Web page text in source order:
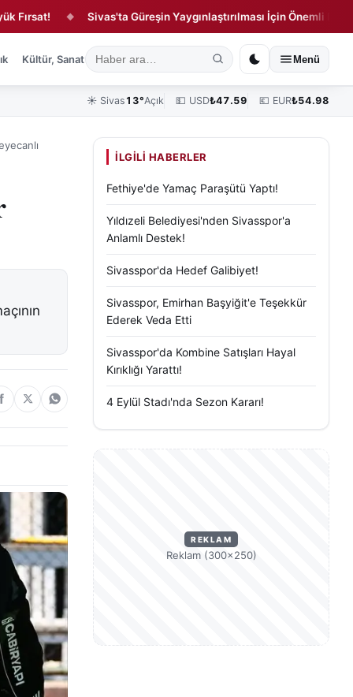
◆ Sivas'ta Güreşin Yaygınlaştırılması İçin Önemli Buluşma!
Kültür, Sanat ve Tarih Yaşam Sivas Vefat Edenler Köşe
Menü
☀️ Sivas 13°Açık 💵 USD₺47.59 💶 EUR₺54.98
İLGILI HABERLER
Fethiye'de Yamaç Paraşütü Yaptı!
Yıldızeli Belediyesi'nden Sivasspor'a
Anlamlı Destek!
Sivasspor'da Hedef Galibiyet!
Sivasspor, Emirhan Başyiğit'e Teşekkür
Ederek Veda Etti
Sivasspor'da Kombine Satışları Hayal
Kırıklığı Yarattı!
4 Eylül Stadı'nda Sezon Kararı!
REKLAM
Reklam (300×250)